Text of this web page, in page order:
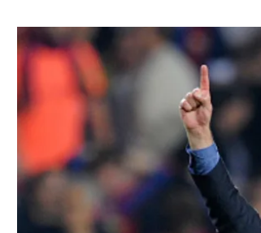
ליגה סינית
ליגה ברזילאית
ליגות נוספות